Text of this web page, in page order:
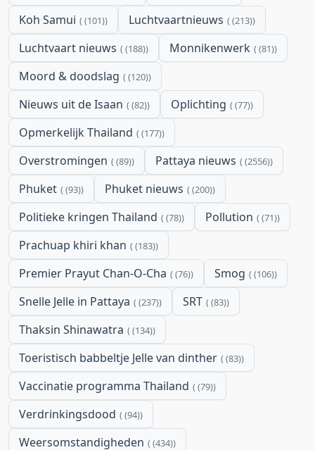
Koh Samui (101) Luchtvaartnieuws (213)
Luchtvaart nieuws (188) Monnikenwerk (81)
Moord & doodslag (120)
Nieuws uit de Isaan (82) Oplichting (77)
Opmerkelijk Thailand (177)
Overstromingen (89) Pattaya nieuws (2556)
Phuket (93) Phuket nieuws (200)
Politieke kringen Thailand (78) Pollution (71)
Prachuap khiri khan (183)
Premier Prayut Chan-O-Cha (76) Smog (106)
Snelle Jelle in Pattaya (237) SRT (83)
Thaksin Shinawatra (134)
Toeristisch babbeltje Jelle van dinther (83)
Vaccinatie programma Thailand (79)
Verdrinkingsdood (94)
Weersomstandigheden (434)